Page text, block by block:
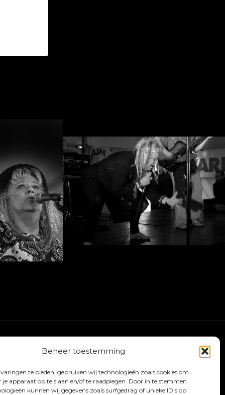
Beheer toestemming
te bieden, gebruiken wij technologieën zoals cookies om
apparaat op te slaan en/of te raadplegen. Door in te stemmen
kunnen wij gegevens zoals surfgedrag of unieke ID's op